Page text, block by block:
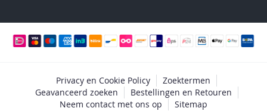
Privacy en Cookie Policy
Zoektermen
Geavanceerd zoeken
Bestellingen en Retouren
Neem contact met ons op
Sitemap